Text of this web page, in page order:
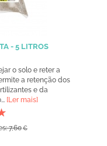
- 5 LITROS
o solo e reter a
a retenção dos
e da
[Ler mais]
7,60€